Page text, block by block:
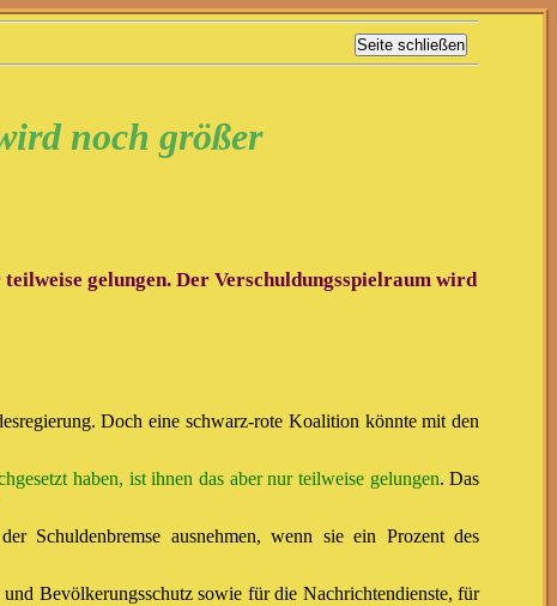
noch größer
gelungen. Der Verschuldungsspielraum wird
Doch eine schwarz-rote Koalition könnte mit den
haben, ist ihnen das aber nur teilweise gelungen. Das
Schuldenbremse ausnehmen, wenn sie ein Prozent des
Bevölkerungsschutz sowie für die Nachrichtendienste, für